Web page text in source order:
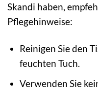
Skandi haben,
Pflegehinweise:
Reinigen Sie den
feuchten Tuch.
Verwenden Sie